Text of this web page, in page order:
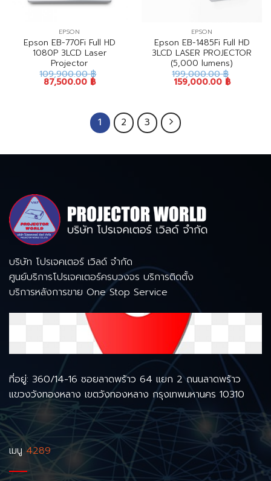
EPSON
Epson EB-770Fi Full HD
1080P 3LCD Laser
Projector
109,900.00฿
87,500.00 ฿
EPSON
Epson EB-1485Fi Full HD
3LCD LASER PROJECTOR
(5,000 lumens)
199,000.00฿
159,000.00 ฿
1 2 3
บริษัท โปรเจคเตอร์ เวิลด์ จำกัด
ศูนย์บริการโปรเจคเตอร์ครบวงจร บริการติดตั้ง
บริการหลังการขาย One Stop Service
ที่อยู่: 360/14-16 ซอยลาดพร้าว 64 แยก 2 ถนนลาดพร้าว
แขวงวังทองหลาง เขตวังทองหลาง กรุงเทพมหานคร 10310
เมนู4289